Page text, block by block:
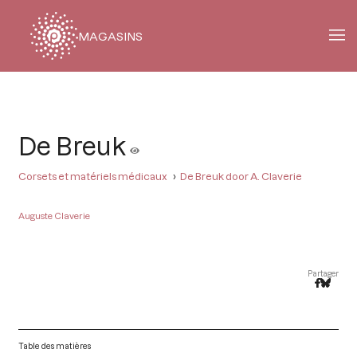
MAGASINS
De Breuk
Corsets et matériels médicaux De Breuk door A. Claverie
Auguste Claverie
Partager
Table des matières